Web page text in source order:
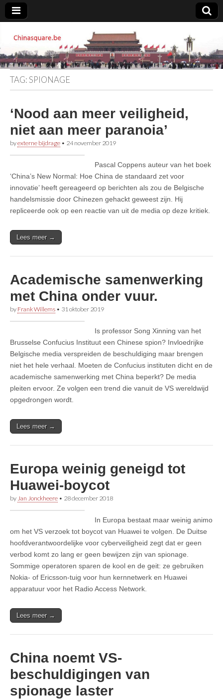
Chinasquare.be
TAG:SPIONAGE
‘Nood aan meer veiligheid,
niet aan meer paranoia’
byexterne bijdrage • 24 november 2019
Pascal Coppens auteur van het boek
‘China’s New Normal: Hoe China de standaard zet voor
innovatie’ heeft gereageerd op berichten als zou de Belgische
handelsmissie door Chinezen gehackt geweest zijn. Hij
repliceerde ook op een reactie van uit de media op deze kritiek.
Lees meer →
Academische samenwerking
met China onder vuur.
by Frank Willems • 31 oktober 2019
Is professor Song Xinning van het
Brusselse Confucius Instituut een Chinese spion? Invloedrijke
Belgische media verspreiden de beschuldiging maar brengen
niet het hele verhaal. Moeten de Confucius instituten dicht en de
academische samenwerking met China beperkt? De media
pleiten ervoor. Ze volgen een trend die vanuit de VS wereldwijd
opgedrongen wordt.
Lees meer →
Europa weinig geneigd tot
Huawei-boycot
by Jan Jonckheere • 28 december 2018
In Europa bestaat maar weinig animo
om het VS verzoek tot boycot van Huawei te volgen. De Duitse
hoofdverantwoordelijke voor cyberveiligheid zegt dat er geen
verbod komt zo lang er geen bewijzen zijn van spionage.
Sommige operatoren sparen de kool en de geit: ze gebruiken
Nokia- of Ericsson-tuig voor hun kernnetwerk en Huawei
apparatuur voor het Radio Access Network.
Lees meer →
China noemt VS-
beschuldigingen van
spionage laster